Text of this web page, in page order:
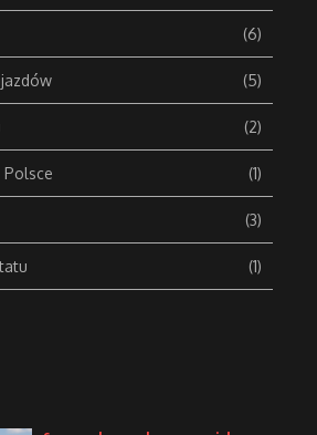
(6)
(5)
(2)
(1)
(3)
(1)